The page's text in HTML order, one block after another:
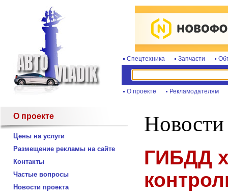
Спецтехника Запчасти
О проекте Рекламодателям
О проекте
Цены на услуги
Размещение рекламы на сайте
Контакты
Частые вопросы
Новости проекта
Новости
ГИБДД